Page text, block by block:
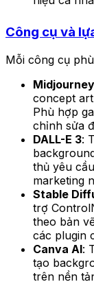
Công cụ và
Mỗi công cụ
Midjourney
concept
Phù hợp
chỉnh sửa
DALL-E 3:
thủ yêu
marketing
Stable
trợ
theo bản
các plugin
Canva AI:
tạo
trên nền